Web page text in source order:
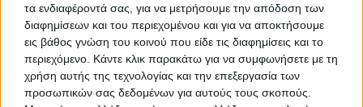
τα ενδιαφέροντά σας, για να μετρήσουμε την απόδοση των
διαφημίσεων και του περιεχομένου και για να αποκτήσουμε
εις βάθος γνώση του κοινού που είδε τις διαφημίσεις και το
περιεχόμενο. Κάντε κλικ παρακάτω για να συμφωνήσετε με τη
χρήση αυτής της τεχνολογίας και την επεξεργασία των
προσωπικών σας δεδομένων για αυτούς τους σκοπούς.
ΤΙΤΛΟΣ
Προμήθεια 15 μηχανών
αιμοκάθαρσης
TED ΠΡΟΜΗΘΕΙΑ ΟΡΘΟΠΕΔΙΚΩΝ